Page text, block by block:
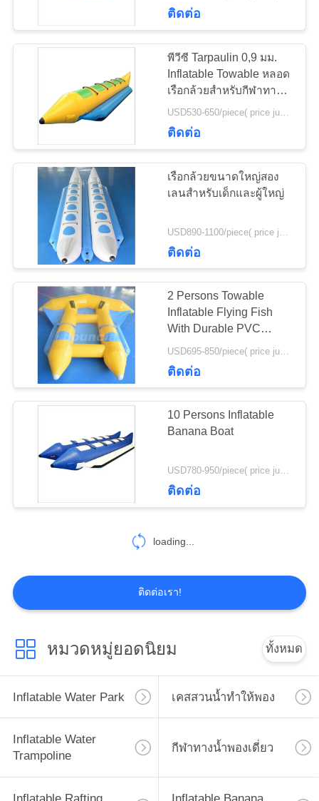
ติดต่อ
พีวีซี Tarpaulin 0,9 มม.
Inflatable Towable หลอด
เรือกล้วยสำหรับกีฬาทาง
น้ำ
USD530-650/piece( price just for reference, detailed prices need to be confirmed) MOQ:1PC
ติดต่อ
เรือกล้วยขนาดใหญ่สอง
เลนสำหรับเด็กและผู้ใหญ่
ติดต่อ
2 Persons Towable
Inflatable Flying Fish
With Durable PVC
Tarpaulin
USD695-850/piece( price just for reference, detailed prices need to be confirmed) MOQ:1PC
ติดต่อ
10 Persons Inflatable
Banana Boat
USD780-950/piece( price just for reference, detailed prices need to be confirmed) MOQ:1PC
ติดต่อ
loading...
ติดต่อเรา!
หมวดหมู่ยอดนิยม ทั้งหมด
Inflatable Water Park เคสสวนน้ำทำให้พอง
Inflatable Water
Trampoline
กีฬาทางน้ำพองเดี่ยว